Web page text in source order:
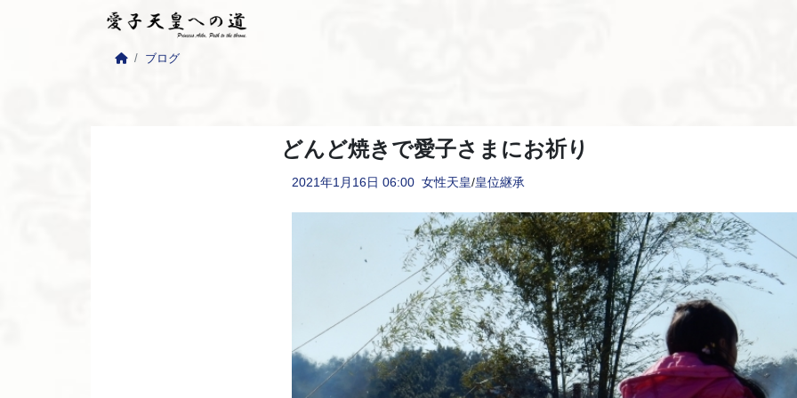
ブログ
どんど焼きで愛子さまにお祈り
2021年1月16日 06:00 女性天皇/皇位継承